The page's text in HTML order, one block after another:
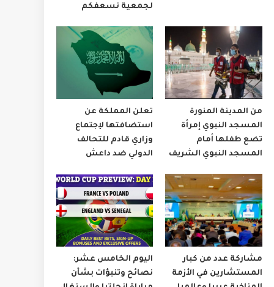
لجمعية نسعفكم
من المدينة المنورة
المسجد النبوي إمرأة
تضع طفلها أمام
المسجد النبوي الشريف
تعلن المملكة عن
استضافتها لإجتماع
وزاري قادم للتحالف
الدولي ضد داعش
مشاركة عدد من كبار
المستشارين في الأزمة
اليوم الخامس عشر:
نصائح وتنبؤات بشأن